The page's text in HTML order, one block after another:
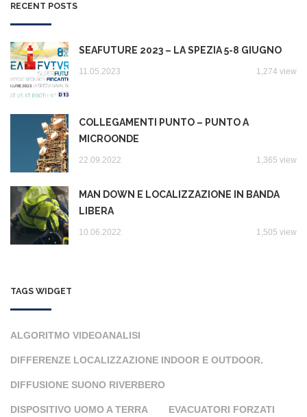
RECENT POSTS
SEAFUTURE 2023 – LA SPEZIA 5-8 GIUGNO
11.05.2023 1,274 view
COLLEGAMENTI PUNTO – PUNTO A
MICROONDE
22.09.2022 1,365 view
MAN DOWN E LOCALIZZAZIONE IN BANDA
LIBERA
10.06.2022 1,505 view
TAGS WIDGET
ALGORITMO VIDEOANALISI
DIFFERENZE LOCALIZZAZIONE INDOOR E OUTDOOR.
DIFFUSIONE SUONO RIVERBERO
DISPOSITIVO UOMO A TERRA EVACUATORI FORZATI